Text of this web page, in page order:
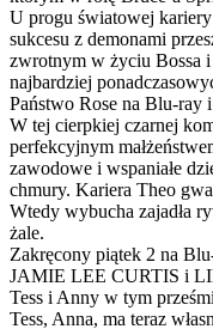
U progu światowej
sukcesu z demonami
zwrotnym w życiu Bossa
najbardziej
Państwo Rose na Blu-ray
W tej cierpkiej czarnej
perfekcyjnym
zawodowe i wspaniałe
chmury. Kariera Theo
Wtedy wybucha zajadła
żale.
Zakręcony piątek 2 na
JAMIE LEE CURTIS i
Tess i Anny w tym
Tess, Anna, ma teraz